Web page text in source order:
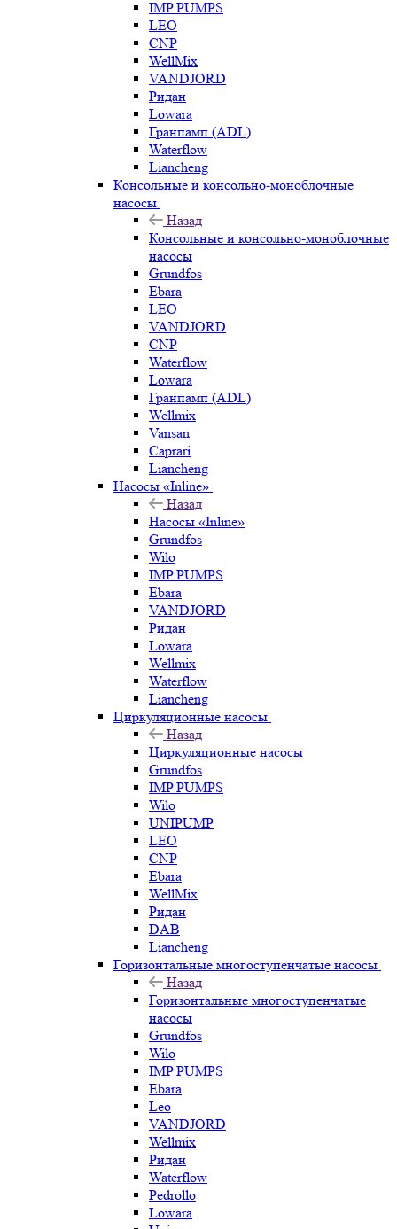
IMP PUMPS
LEO
CNP
WellMix
VANDJORD
Ридан
Lowara
Гранпамп (ADL)
Waterflow
Liancheng
Консольные и консольно-моноблочные
насосы
Назад
Консольные и консольно-моноблочные
насосы
Grundfos
Ebara
LEO
VANDJORD
CNP
Waterflow
Lowara
Гранпамп (ADL)
Wellmix
Vansan
Caprari
Liancheng
Насосы «Inline»
Назад
Насосы «Inline»
Grundfos
Wilo
IMP PUMPS
Ebara
VANDJORD
Ридан
Lowara
Wellmix
Waterflow
Liancheng
Циркуляционные насосы
Назад
Циркуляционные насосы
Grundfos
IMP PUMPS
Wilo
UNIPUMP
LEO
CNP
Ebara
WellMix
Ридан
DAB
Liancheng
Горизонтальные многоступенчатые насосы
Назад
Горизонтальные многоступенчатые
насосы
Grundfos
Wilo
IMP PUMPS
Ebara
Leo
VANDJORD
Wellmix
Ридан
Waterflow
Pedrollo
Lowara